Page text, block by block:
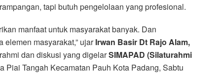
tapi butuh pengelolaan yang profesional.
manfaat untuk masyarakat banyak. Dan
elemen masyarakat,” ujarIrwan Basir Dt Rajo Alam,
dan diskusi yang digelarSIMAPAD (Silaturahmi
Piai Tangah Kecamatan Pauh Kota Padang, Sabtu